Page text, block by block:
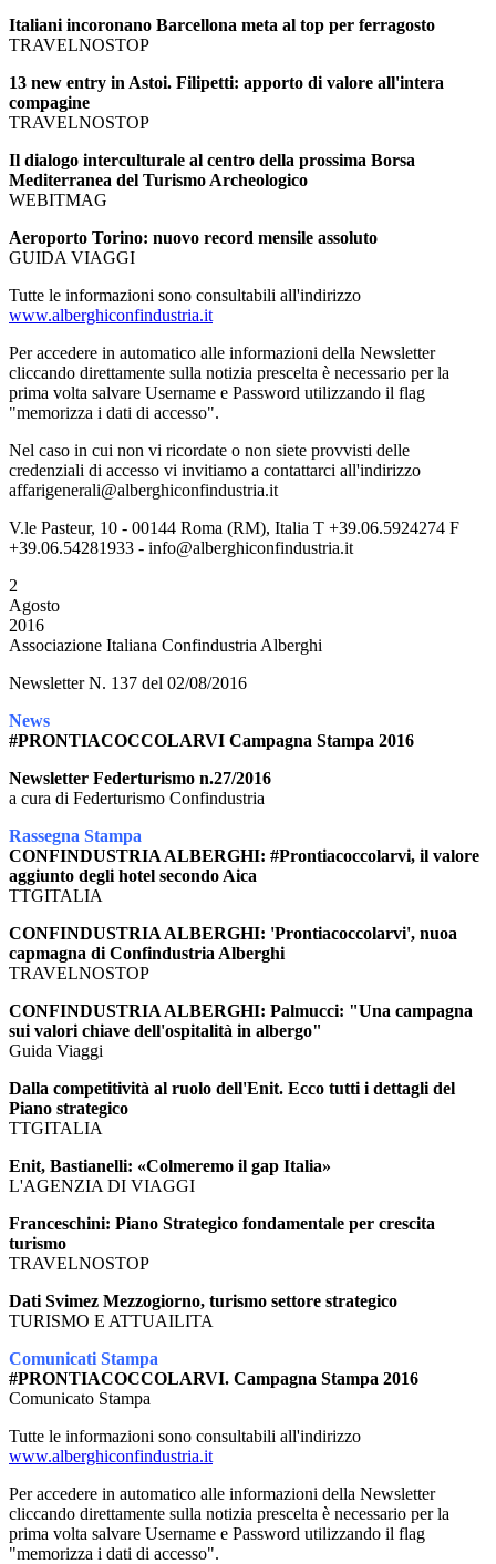
Italiani incoronano Barcellona meta al top per ferragosto
TRAVELNOSTOP
13 new entry in Astoi. Filipetti: apporto di valore all'intera
compagine
TRAVELNOSTOP
Il dialogo interculturale al centro della prossima Borsa
Mediterranea del Turismo Archeologico
WEBITMAG
Aeroporto Torino: nuovo record mensile assoluto
GUIDA VIAGGI
Tutte le informazioni sono consultabili all'indirizzo
www.alberghiconfindustria.it
Per accedere in automatico alle informazioni della Newsletter
cliccando direttamente sulla notizia prescelta è necessario per la
prima volta salvare Username e Password utilizzando il flag
"memorizza i dati di accesso".
Nel caso in cui non vi ricordate o non siete provvisti delle
credenziali di accesso vi invitiamo a contattarci all'indirizzo
affarigenerali@alberghiconfindustria.it
V.le Pasteur, 10 - 00144 Roma (RM), Italia T +39.06.5924274 F
+39.06.54281933 - info@alberghiconfindustria.it
2
Agosto
2016
Associazione Italiana Confindustria Alberghi
Newsletter N. 137 del 02/08/2016
News
#PRONTIACOCCOLARVI Campagna Stampa 2016
Newsletter Federturismo n.27/2016
a cura di Federturismo Confindustria
Rassegna Stampa
CONFINDUSTRIA ALBERGHI: #Prontiacoccolarvi, il valore
aggiunto degli hotel secondo Aica
TTGITALIA
CONFINDUSTRIA ALBERGHI: 'Prontiacoccolarvi', nuoa
capmagna di Confindustria Alberghi
TRAVELNOSTOP
CONFINDUSTRIA ALBERGHI: Palmucci: "Una campagna
sui valori chiave dell'ospitalità in albergo"
Guida Viaggi
Dalla competitività al ruolo dell'Enit. Ecco tutti i dettagli del
Piano strategico
TTGITALIA
Enit, Bastianelli: «Colmeremo il gap Italia»
L'AGENZIA DI VIAGGI
Franceschini: Piano Strategico fondamentale per crescita
turismo
TRAVELNOSTOP
Dati Svimez Mezzogiorno, turismo settore strategico
TURISMO E ATTUAILITA
Comunicati Stampa
#PRONTIACOCCOLARVI. Campagna Stampa 2016
Comunicato Stampa
Tutte le informazioni sono consultabili all'indirizzo
www.alberghiconfindustria.it
Per accedere in automatico alle informazioni della Newsletter
cliccando direttamente sulla notizia prescelta è necessario per la
prima volta salvare Username e Password utilizzando il flag
"memorizza i dati di accesso".